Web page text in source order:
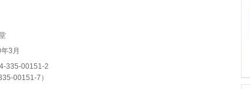
3月
335-00151-2
00151-7 ）